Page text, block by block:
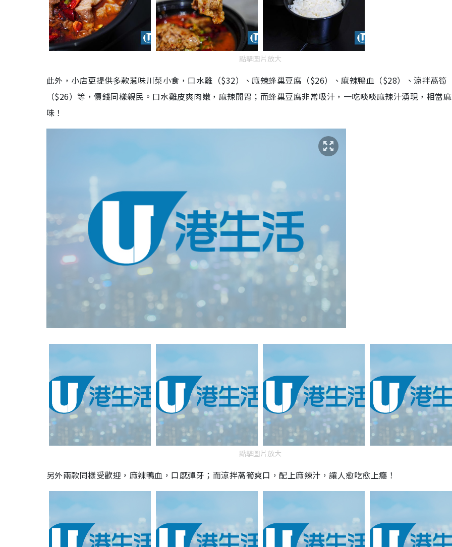
點擊圖片放大
此外，小店更提供多款惹味川菜小食，口水雞（$32）、麻辣蜂巢豆腐（$26）、麻辣鴨血（$28）、涼拌萵筍
（$26）等，價錢同樣親民。口水雞皮爽肉嫩，麻辣開胃；而蜂巢豆腐非常吸汁，一吃啖啖麻辣汁湧現，相當
味！
點擊圖片放大
另外兩款同樣受歡迎，麻辣鴨血，口感彈牙；而涼拌萵筍爽口，配上麻辣汁，讓人愈吃愈上癮！